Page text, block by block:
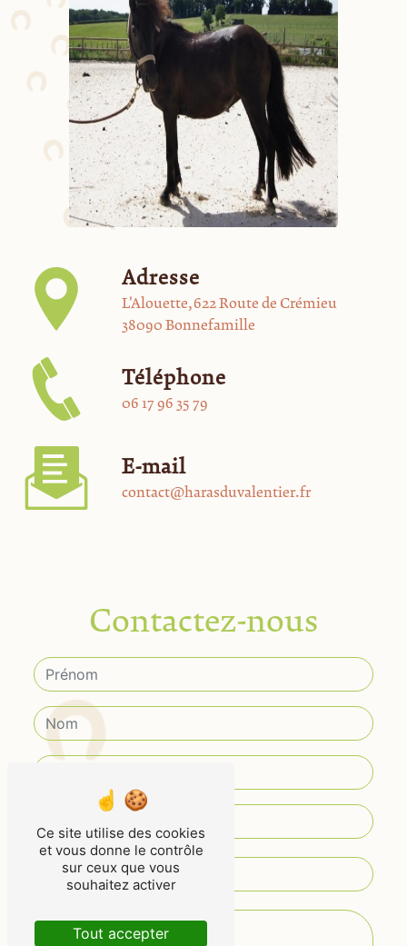
Adresse
L'Alouette, 622 Route de Crémieu
38090 Bonnefamille
Téléphone
06 17 96 35 79
E-mail
contact@harasduvalentier.fr
Contactez-nous
Ce site utilise des cookies
et vous donne le contrôle
sur ceux que vous
souhaitez activer
Tout accepter